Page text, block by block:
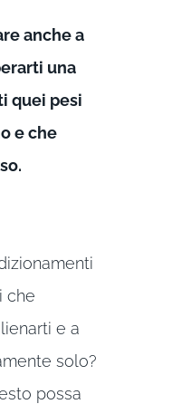
anche a
una
quei pesi
e che
che
e a
solo?
possa